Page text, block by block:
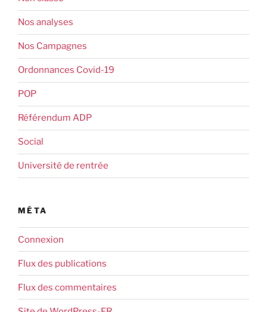
Nos analyses
Nos Campagnes
Ordonnances Covid-19
POP
Référendum ADP
Social
Université de rentrée
MÉTA
Connexion
Flux des publications
Flux des commentaires